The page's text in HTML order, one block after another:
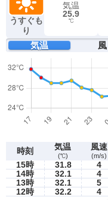
うすぐも
り
気温
25.9
℃
気温 風
時刻 気温
(℃)
風速
(m/s)
15時 31.8 4
14時
32.1 4
13時
32.1 5
12時
32.2 4